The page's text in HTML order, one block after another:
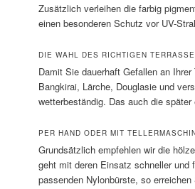
Zusätzlich verleihen die farbig
einen besonderen Schutz vor UV-
DIE WAHL DES RICHTIGEN
Damit Sie dauerhaft Gefallen an
Bangkirai, Lärche, Douglasie und
wetterbeständig. Das auch die
PER HAND ODER MIT
Grundsätzlich empfehlen wir die
geht mit deren Einsatz schneller
passenden Nylonbürste, so